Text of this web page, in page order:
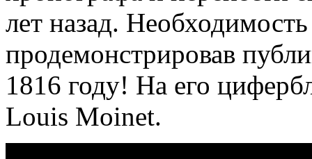
лет назад.
продемонстрировав
1816 году! На его
Louis Moinet.